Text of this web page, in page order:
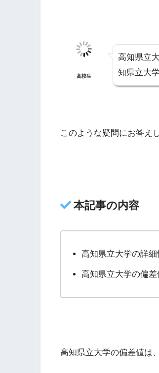
高校生
高知県立
知県立大
このような疑問にお答え
本記事の内容
高知県立大学の詳細
高知県立大学の偏差
高知県立大学の偏差値は